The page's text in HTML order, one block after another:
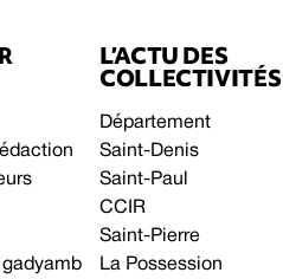
L’ACTU DES
COLLECTIVITÉS
Département
Saint-Denis
Saint-Paul
CCIR
Saint-Pierre
La Possession